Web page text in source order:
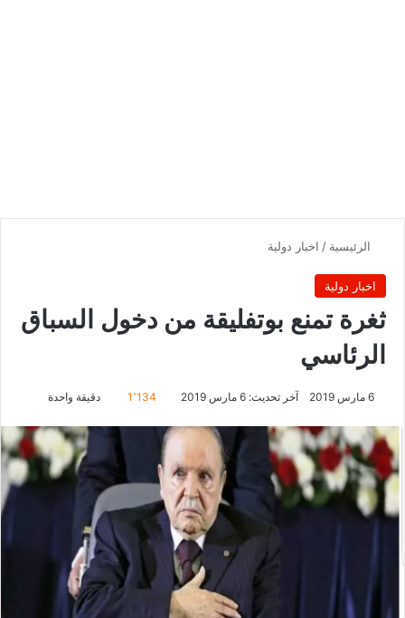
الرئيسية / اخبار دولية
اخبار دولية
ثغرة تمنع بوتفليقة من دخول السباق
الرئاسي
6 مارس 2019 آخر تحديث: 6 مارس 2019 1٬134 دقيقة واحدة